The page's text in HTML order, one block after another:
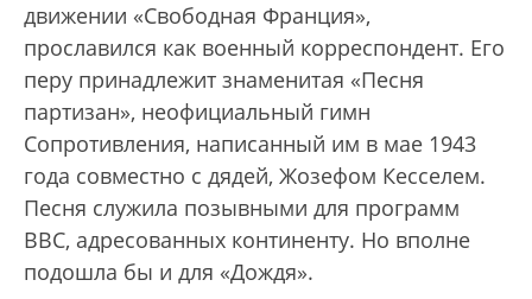
движении «Свободная Франция»,
прославился как военный корреспондент. Его
перу принадлежит знаменитая «Песня
партизан», неофициальный гимн
Сопротивления, написанный им в мае 1943
года совместно с дядей, Жозефом Кесселем.
Песня служила позывными для программ
BBC, адресованных континенту. Но вполне
подошла бы и для «Дождя».